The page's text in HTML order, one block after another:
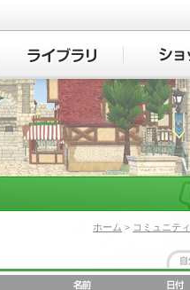
マビノギ
ホーム > コミュニティ